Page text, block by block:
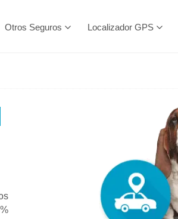
Otros Seguros Localizador GPS